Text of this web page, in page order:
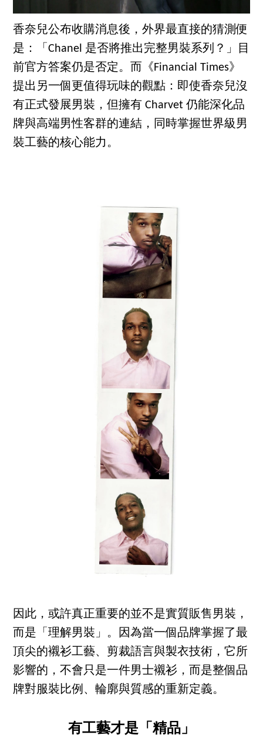
香奈兒公布收購消息後，外界最直接的猜測便
是：「Chanel 是否將推出完整男裝系列？」目
前官方答案仍是否定。而《Financial Times》
提出另一個更值得玩味的觀點：即使香奈兒沒
有正式發展男裝，但擁有 Charvet 仍能深化品
牌與高端男性客群的連結，同時掌握世界級男
裝工藝的核心能力。
因此，或許真正重要的並不是實質販售男裝，
而是「理解男裝」。因為當一個品牌掌握了最
頂尖的襯衫工藝、剪裁語言與製衣技術，它所
影響的，不會只是一件男士襯衫，而是整個品
牌對服裝比例、輪廓與質感的重新定義。
有工藝才是「精品」